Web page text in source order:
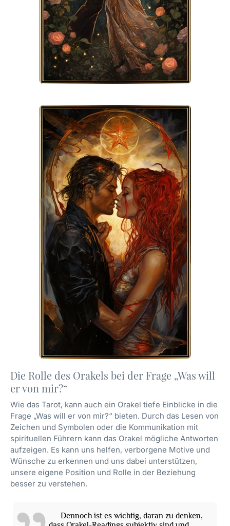
Die Rolle des Orakels bei der Frage „Was will
er von mir?“
Wie das Tarot, kann auch ein Orakel tiefe Einblicke in die
Frage „Was will er von mir?“ bieten. Durch das Lesen von
Zeichen und Symbolen oder die Kommunikation mit
spirituellen Führern kann das Orakel mögliche Antworten
aufzeigen. Es kann uns helfen, verborgene Motive und
Wünsche zu erkennen und uns dabei unterstützen,
unsere eigene Position und Rolle in der Beziehung
besser zu verstehen.
Dennoch ist es wichtig, daran zu denken,